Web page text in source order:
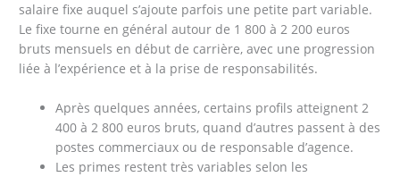
salaire fixe auquel s’ajoute parfois une petite part variable.
Le fixe tourne en général autour de 1 800 à 2 200 euros
bruts mensuels en début de carrière, avec une progression
liée à l’expérience et à la prise de responsabilités.
Après quelques années, certains profils atteignent 2
400 à 2 800 euros bruts, quand d’autres passent à des
postes commerciaux ou de responsable d’agence.
Les primes restent très variables selon les